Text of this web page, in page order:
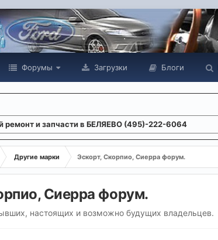
Форумы Загрузки Блоги
ремонт и запчасти в БЕЛЯЕВО (495)-222-6064
Другие марки Эскорт, Скорпио, Сиерра форум.
Сиерра форум.
настоящих и возможно будущих владельцев.